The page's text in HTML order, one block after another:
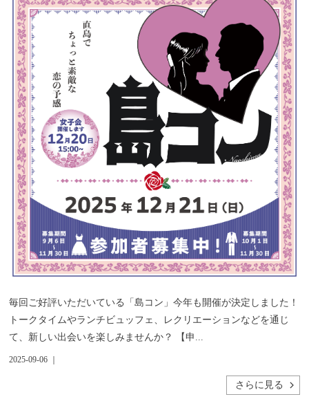
毎回ご好評いただいている「島コン」今年も開催が決定しました！
トークタイムやランチビュッフェ、レクリエーションなどを通じ
て、新しい出会いを楽しみませんか？ 【申...
2025-09-06 ｜
さらに見る